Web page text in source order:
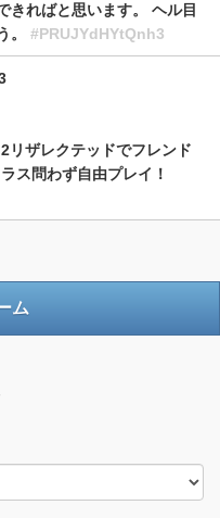
きればと思います。 ヘル目
。 #PRUJYdHYtQnh3
2リザレクテッドでフレンド
ス問わず自由プレイ！
ム